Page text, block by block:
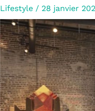
Lifestyle/ 28 janvier